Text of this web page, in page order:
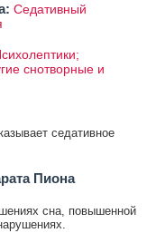
Седативный
снотворные и
седативное
Пиона
сна, повышенной